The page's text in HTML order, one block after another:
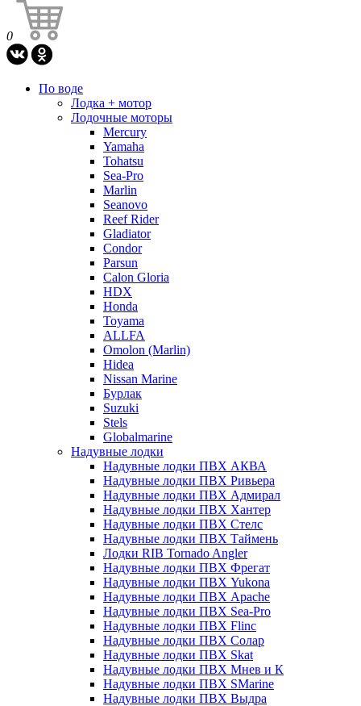
0
По воде
Лодка + мотор
Лодочные моторы
Mercury
Yamaha
Tohatsu
Sea-Pro
Marlin
Seanovo
Reef Rider
Gladiator
Condor
Parsun
Calon Gloria
HDX
Honda
Toyama
ALLFA
Omolon (Marlin)
Hidea
Nissan Marine
Бурлак
Suzuki
Stels
Globalmarine
Надувные лодки
Надувные лодки ПВХ АКВА
Надувные лодки ПВХ Ривьера
Надувные лодки ПВХ Адмирал
Надувные лодки ПВХ Хантер
Надувные лодки ПВХ Стелс
Надувные лодки ПВХ Таймень
Лодки RIB Tornado Angler
Надувные лодки ПВХ Фрегат
Надувные лодки ПВХ Yukona
Надувные лодки ПВХ Apache
Надувные лодки ПВХ Sea-Pro
Надувные лодки ПВХ Flinc
Надувные лодки ПВХ Солар
Надувные лодки ПВХ Skat
Надувные лодки ПВХ Мнев и К
Надувные лодки ПВХ SMarine
Надувные лодки ПВХ Выдра